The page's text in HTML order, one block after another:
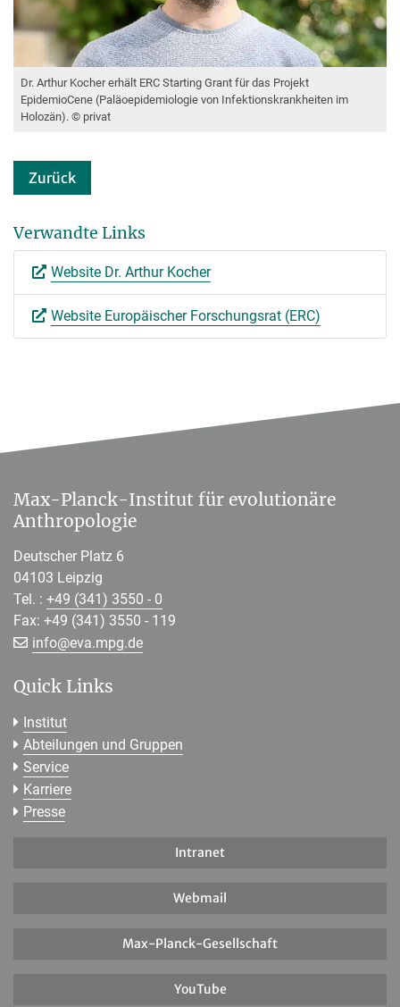
Dr. Arthur Kocher erhält ERC Starting Grant für das Projekt
EpidemioCene (Paläoepidemiologie von Infektionskrankheiten im
Holozän). © privat
Zurück
Verwandte Links
Website Dr. Arthur Kocher
Website Europäischer Forschungsrat (ERC)
Max-Planck-Institut für evolutionäre
Anthropologie
Deutscher Platz 6
04103 Leipzig
Tel. : +49 (341) 3550 - 0
Fax: +49 (341) 3550 - 119
info@[>>> Please remove the text! <<<]
eva.mpg.de
Quick Links
Institut
Abteilungen und Gruppen
Service
Karriere
Presse
Intranet
Webmail
Max-Planck-Gesellschaft
YouTube